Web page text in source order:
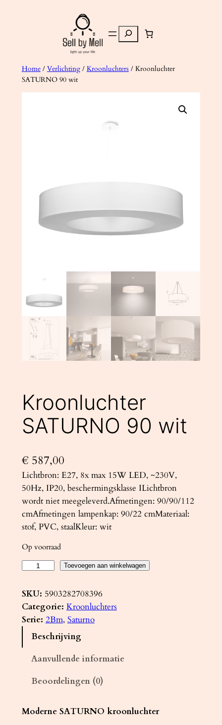
Zoeken
Home/ Verlichting/ Kroonluchters/ Kroonluchter
SATURNO 90 wit
Kroonluchter
SATURNO 90 wit
€ 587,00
Lichtbron: E27, 8x max 15W LED, ~230V,
50Hz, IP20, beschermingsklasse ILichtbron
wordt niet meegeleverd.Afmetingen: 90/90/112
cmAfmetingen lampenkap: 90/22 cmMateriaal:
stof, PVC, staalKleur: wit
Op voorraad
o
o
n
r
Toevoegen aan winkelwagen
SKU: 5903282708396
Categorie: Kroonluchters
Serie: 2Bm, Saturno
Beschrijving
Aanvullende informatie
Beoordelingen (0)
Moderne SATURNO kroonluchter